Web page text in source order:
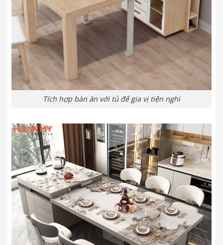
Tích hợp bàn ăn với tủ để gia vị tiện nghi